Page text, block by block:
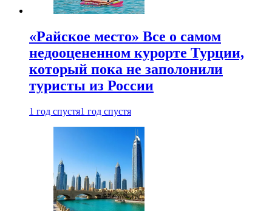
«Райское место» Все о самом
недооцененном курорте Турции,
который пока не заполонили
туристы из России
1 год спустя1 год спустя